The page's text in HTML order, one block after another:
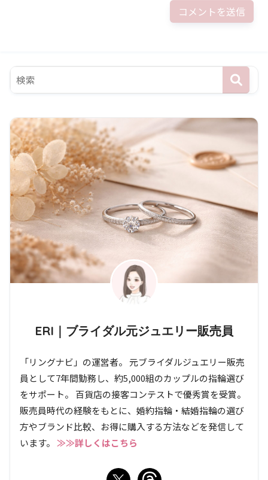
ERI｜ブライダル元ジュエリー販売員
「リングナビ」の運営者。 元ブライダルジュエリー販売
員として7年間勤務し、約5,000組のカップルの指輪選び
をサポート。 百貨店の接客コンテストで優秀賞を受賞。
販売員時代の経験をもとに、婚約指輪・結婚指輪の選び
方やブランド比較、お得に購入する方法などを発信して
います。 ≫≫詳しくはこちら